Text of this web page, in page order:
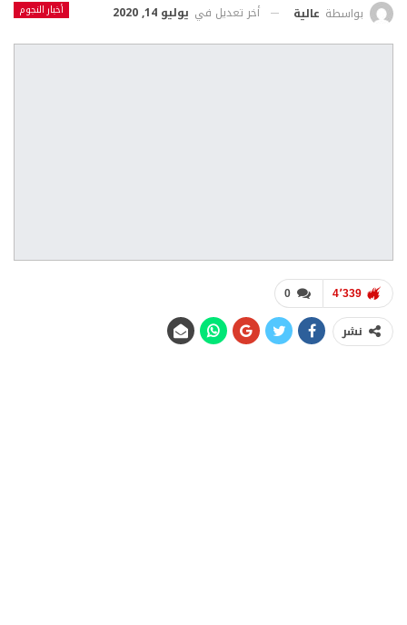
أخبار النجوم بواسطة عالية أخر تعديل في يوليو 14, 2020
0 4٬339
نشر